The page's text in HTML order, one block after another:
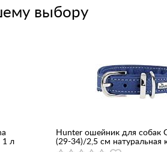
выбору
1 л
Hunter ошейник для собак
(29-34)/2,5 см натуральная